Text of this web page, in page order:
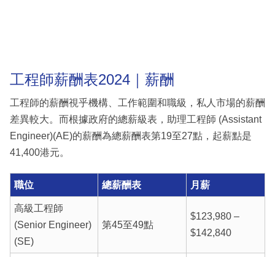
工程師薪酬表2024｜薪酬
工程師的薪酬視乎機構、工作範圍和職級，私人市場的薪酬
差異較大。而根據政府的總薪級表，助理工程師 (Assistant
Engineer)(AE)的薪酬為總薪酬表第19至27點，起薪點是
41,400港元。
職位 總薪酬表 月薪
高級工程師
(Senior Engineer)
(SE)
第45至49點
$123,980 –
$142,840